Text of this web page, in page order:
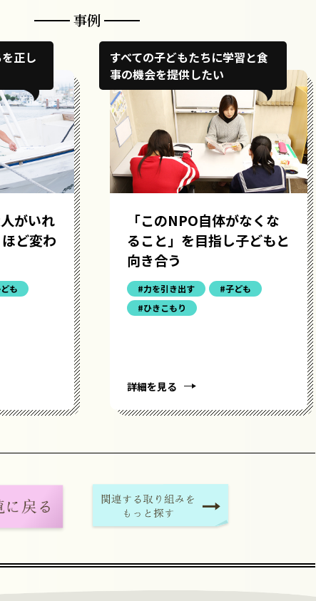
事例
正し
がいれ
ど変わ
も
すべての子どもたちに学習と食
事の機会を提供したい
「このNPO自体がなくな
ること」を目指し子どもと
向き合う
#力を引き出す
#子ども
#ひきこもり
詳細を見る